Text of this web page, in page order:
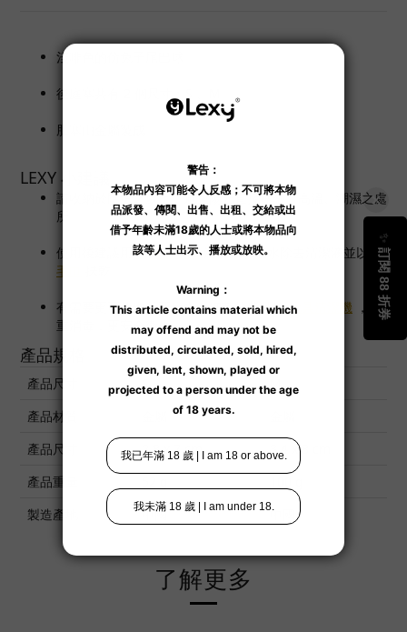
淺啡色的仿兔子尾巴球。
後庭塞共有 2 個尺寸︰S 、M。
肛塞由金屬製成。
LEXY 小建議
請收納於陰涼之處所，避免陽光直接曝曬、高溫、潮濕之處
所。
使用後建議用 玩具清潔液 清洗，以溫水除去清潔液並以
乾
毛巾
有需要更可放進殺死病毒、細菌的紫外線 玩具清潔機 ，雙
重消毒，更安全衛生。
產品規格
產品尺寸 S
M
產品材質
產品尺寸
2.8 x 7 cm
3.4 x 8 cm
產品重量
製造產地
中國 中國
了解更多